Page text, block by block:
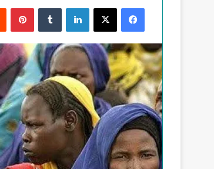
فيسبوك لينكدإن بينتيريست